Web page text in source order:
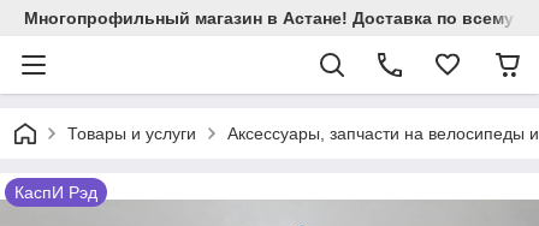
Многопрофильный магазин в Астане! Доставка по всему
Товары и услуги Аксессуары, запчасти на велосипеды
КаспИ Рэд